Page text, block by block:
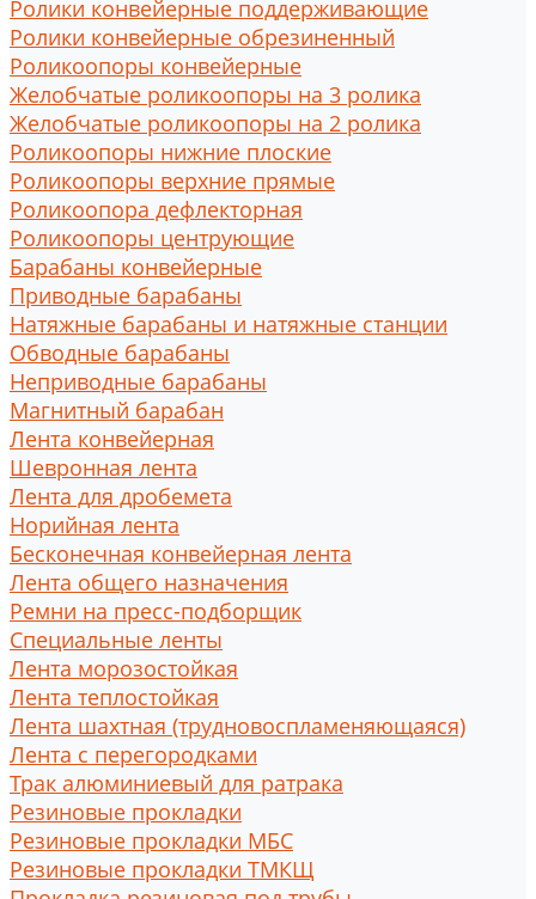
Ролики конвейерные поддерживающие
Ролики конвейерные обрезиненный
Роликоопоры конвейерные
Желобчатые роликоопоры на 3 ролика
Желобчатые роликоопоры на 2 ролика
Роликоопоры нижние плоские
Роликоопоры верхние прямые
Роликоопора дефлекторная
Роликоопоры центрующие
Барабаны конвейерные
Приводные барабаны
Натяжные барабаны и натяжные станции
Обводные барабаны
Неприводные барабаны
Магнитный барабан
Лента конвейерная
Шевронная лента
Лента для дробемета
Норийная лента
Бесконечная конвейерная лента
Лента общего назначения
Ремни на пресс-подборщик
Специальные ленты
Лента морозостойкая
Лента теплостойкая
Лента шахтная (трудновоспламеняющаяся)
Лента с перегородками
Трак алюминиевый для ратрака
Резиновые прокладки
Резиновые прокладки МБС
Резиновые прокладки ТМКЩ